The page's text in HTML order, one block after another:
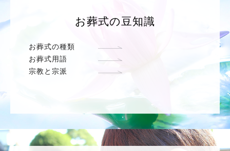
お葬式の豆知識
お葬式の種類
お葬式用語
宗教と宗派